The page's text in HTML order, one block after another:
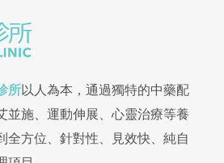
所以人為本，通過獨特的中藥配
並施、運動伸展、心靈治療等養
全方位、針對性、見效快、純自